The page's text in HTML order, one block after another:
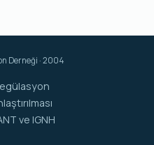
Derneği · 2004
ve IGNH